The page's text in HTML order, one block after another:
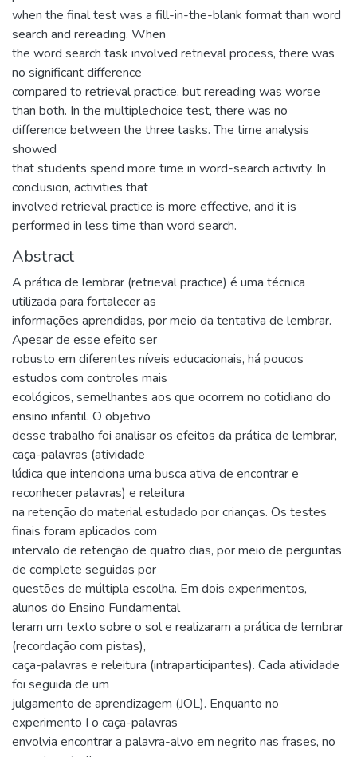
when the final test was a fill-in-the-blank format than word
search and rereading. When
the word search task involved retrieval process, there was
no significant difference
compared to retrieval practice, but rereading was worse
than both. In the multiplechoice test, there was no
difference between the three tasks. The time analysis
showed
that students spend more time in word-search activity. In
conclusion, activities that
involved retrieval practice is more effective, and it is
performed in less time than word search.
Abstract
A prática de lembrar (retrieval practice) é uma técnica
utilizada para fortalecer as
informações aprendidas, por meio da tentativa de lembrar.
Apesar de esse efeito ser
robusto em diferentes níveis educacionais, há poucos
estudos com controles mais
ecológicos, semelhantes aos que ocorrem no cotidiano do
ensino infantil. O objetivo
desse trabalho foi analisar os efeitos da prática de lembrar,
caça-palavras (atividade
lúdica que intenciona uma busca ativa de encontrar e
reconhecer palavras) e releitura
na retenção do material estudado por crianças. Os testes
finais foram aplicados com
intervalo de retenção de quatro dias, por meio de perguntas
de complete seguidas por
questões de múltipla escolha. Em dois experimentos,
alunos do Ensino Fundamental
leram um texto sobre o sol e realizaram a prática de lembrar
(recordação com pistas),
caça-palavras e releitura (intraparticipantes). Cada atividade
foi seguida de um
julgamento de aprendizagem (JOL). Enquanto no
experimento I o caça-palavras
envolvia encontrar a palavra-alvo em negrito nas frases, no